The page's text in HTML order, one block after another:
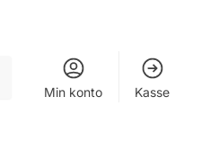
Min konto Kasse